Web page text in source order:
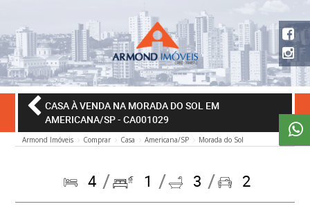
CASA À VENDA NA MORADA DO SOL EM
AMERICANA/SP- CA001029
Armond Imóveis Comprar Casa Americana/SP Morada do Sol
4 1 3 2